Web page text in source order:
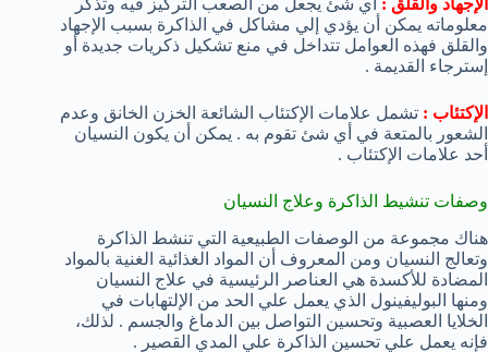
معلوماته يمكن أن يؤدي إلي مشاكل في الذاكرة بسبب الإجهاد
والقلق فهذه العوامل تتداخل في منع تشكيل ذكريات جديدة أو
إسترجاء القديمة .
الإكتئاب : تشمل علامات الإكتئاب الشائعة الخزن الخانق وعدم
الشعور بالمتعة في أي شئ تقوم به . يمكن أن يكون النسيان
أحد علامات الإكتئاب .
وصفات تنشيط الذاكرة وعلاج النسيان
هناك مجموعة من الوصفات الطبيعية التي تنشط الذاكرة
وتعالج النسيان ومن المعروف أن المواد الغذائية الغنية بالمواد
المضادة للأكسدة هي العناصر الرئيسية في علاج النسيان
ومنها البوليفينول الذي يعمل علي الحد من الإلتهابات في
الخلايا العصبية وتحسين التواصل بين الدماغ والجسم . لذلك،
فإنه يعمل علي تحسين الذاكرة علي المدي القصير .